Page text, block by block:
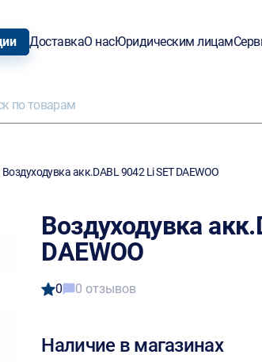
ДоставкаО насЮридическим лицам
Воздуходувка акк.DABL 9042 Li SET DAEWOO
Воздуходувка
DAEWOO
0 0 отзывов
Наличие в магазинах